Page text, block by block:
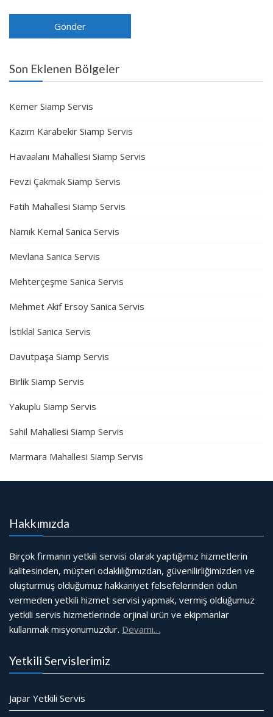
Son Eklenen Bölgeler
Kemer Siamp Servis
Kazım Karabekir Siamp Servis
Havaalanı Mahallesi Siamp Servis
Fevzi Çakmak Siamp Servis
Fatih Mahallesi Siamp Servis
Namık Kemal Sanica Servis
Mevlana Sanica Servis
Mehterçeşme Sanica Servis
Mehmet Akif Ersoy Sanica Servis
İstiklal Sanica Servis
Davutpaşa Siamp Servis
Birlik Siamp Servis
Yakuplu Siamp Servis
Sahil Mahallesi Siamp Servis
Marmara Mahallesi Siamp Servis
Hakkımızda
Birçok firmanın yetkili servisi olarak yaptığımız hizmetlerin
kalitesinden, müşteri odaklılığımızdan, güvenilirliğimizden ve
oluşturmuş olduğumuz hakkaniyet felsefelerinden ödün
vermeden yetkili hizmet servisi yapmak, vermiş olduğumuz
yetkili servis hizmetlerinde orjinal ürün ve ekipmanlar
kullanmak misyonumuzdur. Devamı…
Yetkili Servislerimiz
Japar Yetkili Servis